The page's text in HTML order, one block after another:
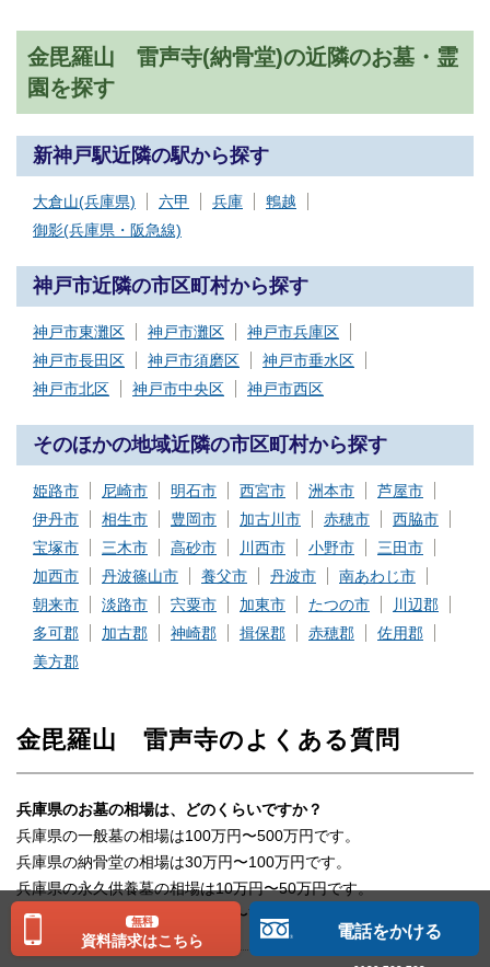
金毘羅山 雷声寺(納骨堂)の近隣のお墓・霊
園を探す
新神戸駅近隣の駅から探す
大倉山(兵庫県) 六甲 兵庫
鵯越
御影(兵庫県・阪急線)
神戸市近隣の市区町村から探す
神戸市東灘区 神戸市灘区
神戸市兵庫区
神戸市長田区
神戸市須磨区
神戸市垂水区
神戸市北区
神戸市中央区 神戸市西区
そのほかの地域近隣の市区町村から探す
姫路市 尼崎市 明石市 西宮市 洲本市
芦屋市
伊丹市
相生市 豊岡市 加古川市 赤穂市
西脇市
宝塚市
三木市 高砂市 川西市 小野市
三田市
加西市
丹波篠山市 養父市 丹波市
南あわじ市
朝来市
淡路市 宍粟市 加東市 たつの市
川辺郡
多可郡
加古郡 神崎郡 揖保郡 赤穂郡
佐用郡
美方郡
金毘羅山 雷声寺のよくある質問
兵庫県のお墓の相場は、どのくらいですか？
兵庫県の一般墓の相場は100万円〜500万円です。
兵庫県の納骨堂の相場は30万円〜100万円です。
兵庫県の永久供養墓の相場は10万円〜50万円です。
兵庫県の樹木葬の相場は20万円〜70万円です。
無料
資料請求はこちら 電話をかける